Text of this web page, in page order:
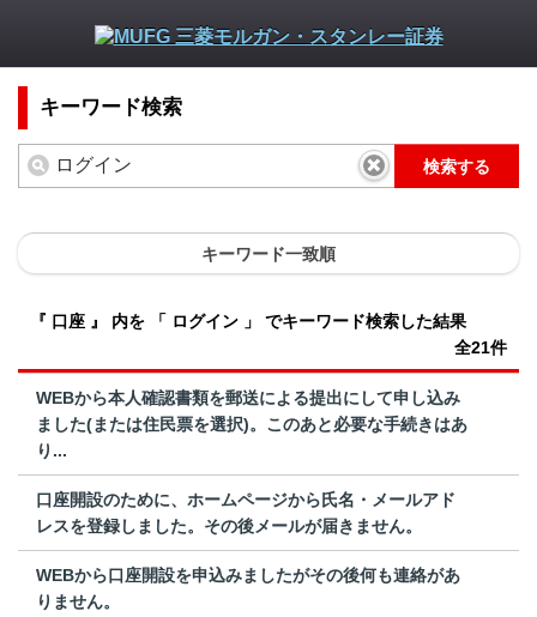
キーワード検索
検索する
キーワード一致順
『 口座 』 内を 「 ログイン 」 でキーワード検索した結果
全21件
WEBから本人確認書類を郵送による提出にして申し込み
ました(または住民票を選択)。このあと必要な手続きはあ
り...
口座開設のために、ホームページから氏名・メールアド
レスを登録しました。その後メールが届きません。
WEBから口座開設を申込みましたがその後何も連絡があ
りません。